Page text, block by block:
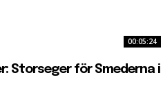
00:05:24
Storseger för Smederna i